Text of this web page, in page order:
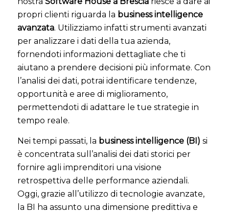
propri clienti riguarda la business intelligence
avanzata. Utilizziamo infatti strumenti avanzati
per analizzare i dati della tua azienda,
fornendoti informazioni dettagliate che ti
aiutano a prendere decisioni più informate. Con
l’analisi dei dati, potrai identificare tendenze,
opportunità e aree di miglioramento,
permettendoti di adattare le tue strategie in
tempo reale.
Nei tempi passati, la business intelligence (BI) si
è concentrata sull’analisi dei dati storici per
fornire agli imprenditori una visione
retrospettiva delle performance aziendali.
Oggi, grazie all’utilizzo di tecnologie avanzate,
la BI ha assunto una dimensione predittiva e